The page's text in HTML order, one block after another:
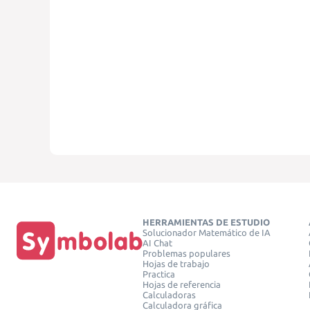
HERRAMIENTAS DE ESTUDIO
Solucionador Matemático de IA
AI Chat
Problemas populares
Hojas de trabajo
Practica
Hojas de referencia
Calculadoras
Calculadora gráfica